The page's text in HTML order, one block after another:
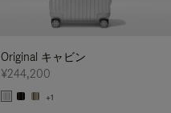
Original キャビン
¥244,200
+1